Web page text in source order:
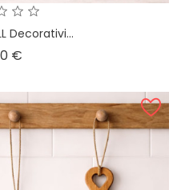
Decorativi...
€Prezzo